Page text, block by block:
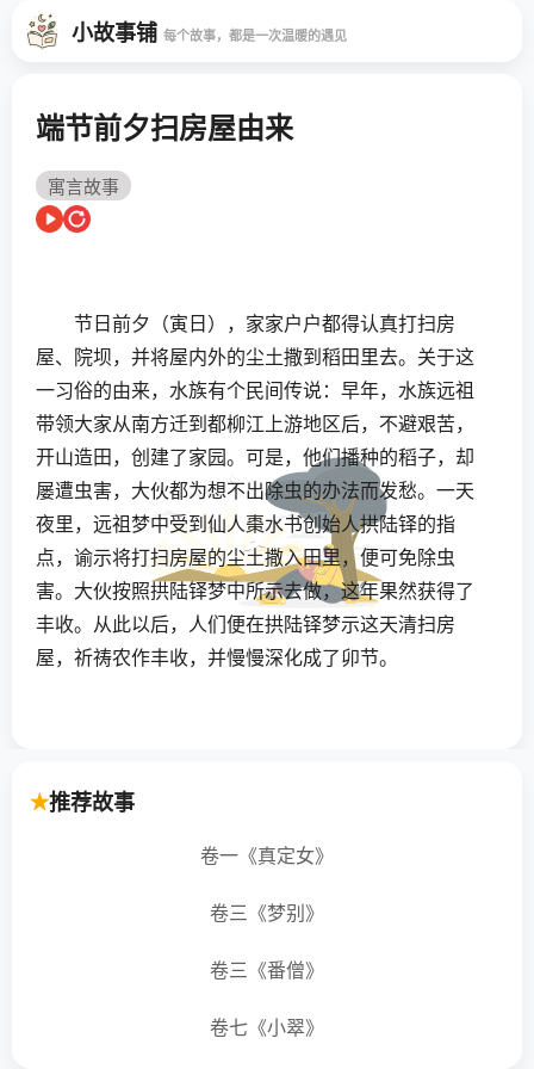
小故事铺 每个故事，都是一次温暖的遇见
端节前夕扫房屋由来
寓言故事
节日前夕（寅日），家家户户都得认真打扫房
屋、院坝，并将屋内外的尘土撒到稻田里去。关于这
一习俗的由来，水族有个民间传说：早年，水族远祖
带领大家从南方迁到都柳江上游地区后，不避艰苦，
开山造田，创建了家园。可是，他们播种的稻子，却
屡遭虫害，大伙都为想不出除虫的办法而发愁。一天
夜里，远祖梦中受到仙人棗水书创始人拱陆铎的指
点，谕示将打扫房屋的尘土撒入田里，便可免除虫
害。大伙按照拱陆铎梦中所示去做，这年果然获得了
丰收。从此以后，人们便在拱陆铎梦示这天清扫房
屋，祈祷农作丰收，并慢慢深化成了卯节。
推荐故事
卷一《真定女》
卷三《梦别》
卷三《番僧》
卷七《小翠》